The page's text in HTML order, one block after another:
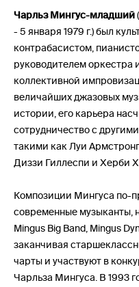
Чарльз Мингус-младший(
- 5 января 1979 г.) был
контрабасистом,
руководителем оркестра
коллективной
величайших джазовых
истории, его карьера
сотрудничество с
такими как Луи
Диззи Гиллеспи и Херби
Композиции Мингуса по-
современные музыканты,
Mingus Big Band, Mingus
заканчивая
чарты и участвуют в
Чарльза Мингуса. В 1993